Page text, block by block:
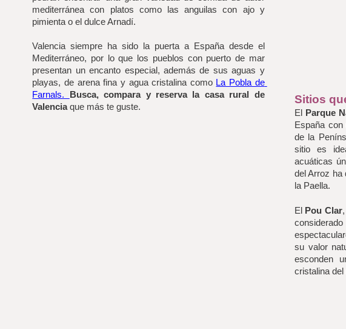
mediterránea con platos como las anguilas con ajo y
pimienta o el dulce Arnadí.
Valencia siempre ha sido la puerta a España desde el
Mediterráneo, por lo que los pueblos con puerto de mar
presentan un encanto especial, además de sus aguas y
playas, de arena fina y agua cristalina como La Pobla de
Farnals.
Busca, compara y reserva la casa rural de
Valencia que más te guste.
Sitios
El Parque
España
de la
sitio es
acuáticas
del Arroz ha
la Paella.
El Pou Clar
su valor
esconden
cristalina